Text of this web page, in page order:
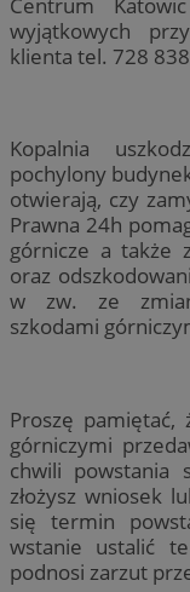
wyjątkowych
klienta tel. 728
Kopalnia
pochylony
otwierają, czy
Prawna 24h
górnicze a także
oraz
w zw. ze
szkodami
Proszę pamiętać,
górniczymi
chwili powstania
złożysz wniosek
się termin
wstanie ustalić
podnosi zarzut